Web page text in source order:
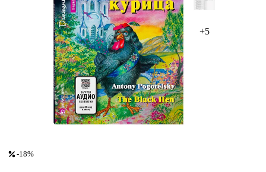
+5
-18%